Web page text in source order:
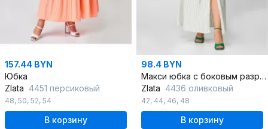
157.44 BYN
Юбка
Zlata 4451 персиковый
48, 50, 52, 54
В корзину
98.4 BYN
Макси юбка с боковым разрезом и асимметричным кроем
Zlata 4436 оливковый
42, 44, 46, 48
В корзину